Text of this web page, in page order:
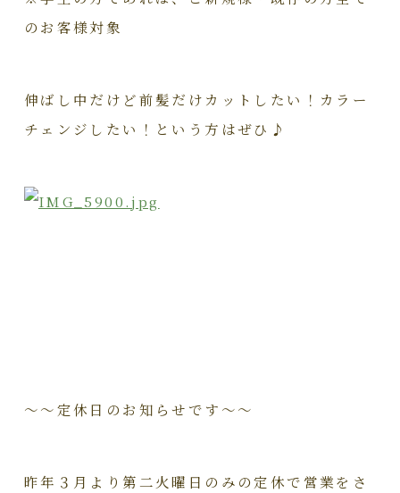
のお客様対象
伸ばし中だけど前髪だけカットしたい！カラー
チェンジしたい！という方はぜひ♪
～～定休日のお知らせです～～
昨年３月より第二火曜日のみの定休で営業をさ